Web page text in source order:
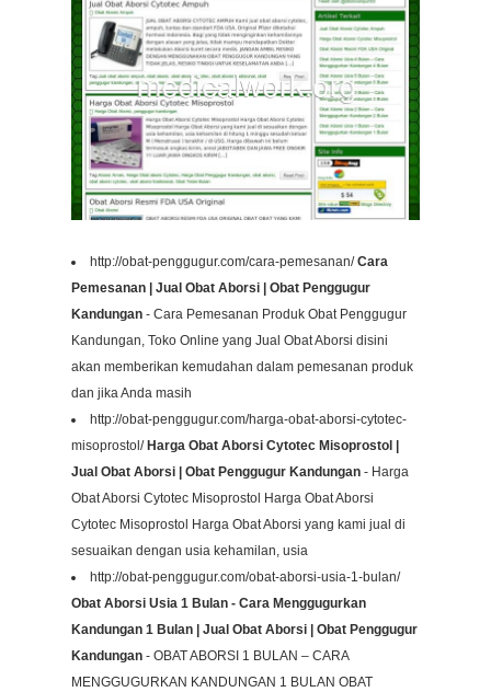
http://obat-penggugur.com/cara-pemesanan/Cara
Pemesanan | Jual Obat Aborsi | Obat Penggugur
Kandungan - Cara Pemesanan Produk Obat Penggugur
Kandungan, Toko Online yang Jual Obat Aborsi disini
akan memberikan kemudahan dalam pemesanan produk
dan jika Anda masih
http://obat-penggugur.com/harga-obat-aborsi-cytotec-
misoprostol/ Harga Obat Aborsi Cytotec Misoprostol |
Jual Obat Aborsi | Obat Penggugur Kandungan - Harga
Obat Aborsi Cytotec Misoprostol Harga Obat Aborsi
Cytotec Misoprostol Harga Obat Aborsi yang kami jual di
sesuaikan dengan usia kehamilan, usia
http://obat-penggugur.com/obat-aborsi-usia-1-bulan/
Obat Aborsi Usia 1 Bulan - Cara Menggugurkan
Kandungan 1 Bulan | Jual Obat Aborsi | Obat Penggugur
Kandungan - OBAT ABORSI 1 BULAN – CARA
MENGGUGURKAN KANDUNGAN 1 BULAN OBAT